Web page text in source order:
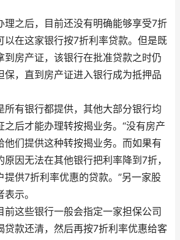
理之后，目前还没有明确能够享受7折
以在这家银行按7折利率贷款。但是既
到房产证，该银行在批准贷款之时仍
保，直到房产证进入银行成为抵押品
所有银行都提供，其他大部分银行均
之后才能办理转按揭业务。“没有房产
他们提供这种转按揭业务。而如果有
因无法在其他银行把利率降到7折，
提供7折利率优惠的贷款。”另一家股
示。
前这些银行一般会指定一家担保公司
贷款还清，然后再按7折利率优惠给客